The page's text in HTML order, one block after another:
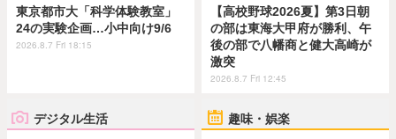
東京都市大「科学体験教室」
24の実験企画…小中向け9/6
2026.8.7 Fri 18:15
【高校野球2026夏】第3日朝
の部は東海大甲府が勝利、午
後の部で八幡商と健大高崎が
激突
2026.8.7 Fri 12:45
デジタル生活 趣味・娯楽